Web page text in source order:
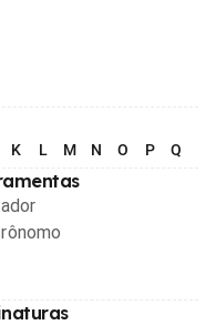
K L M N O P Q